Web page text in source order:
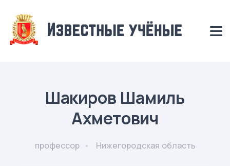
Шакиров Шамиль
Ахметович
профессор Нижегородская область